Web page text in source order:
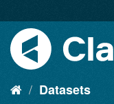
Datasets